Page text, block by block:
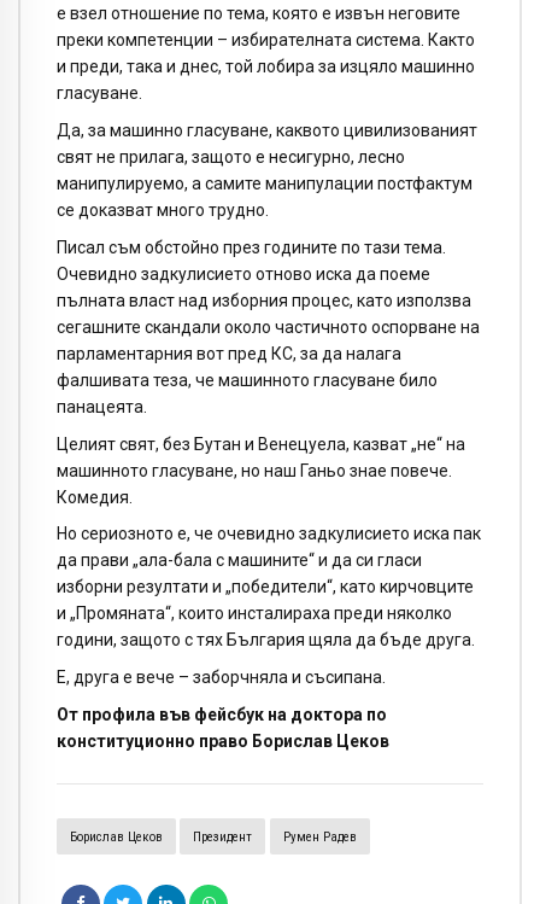
е взел отношение по тема, която е извън неговите
преки компетенции – избирателната система. Както
и преди, така и днес, той лобира за изцяло машинно
гласуване.
Да, за машинно гласуване, каквото цивилизованият
свят не прилага, защото е несигурно, лесно
манипулируемо, а самите манипулации постфактум
се доказват много трудно.
Писал съм обстойно през годините по тази тема.
Очевидно задкулисието отново иска да поеме
пълната власт над изборния процес, като използва
сегашните скандали около частичното оспорване на
парламентарния вот пред КС, за да налага
фалшивата теза, че машинното гласуване било
панацеята.
Целият свят, без Бутан и Венецуела, казват „не“ на
машинното гласуване, но наш Ганьо знае повече.
Комедия.
Но сериозното е, че очевидно задкулисието иска пак
да прави „ала-бала с машините“ и да си гласи
изборни резултати и „победители“, като кирчовците
и „Промяната“, които инсталираха преди няколко
години, защото с тях България щяла да бъде друга.
Е, друга е вече – заборчняла и съсипана.
От профила във фейсбук на доктора по
конституционно право Борислав Цеков
Борислав Цеков Президент Румен Радев